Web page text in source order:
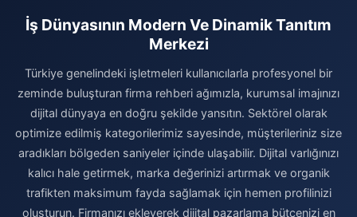
İş Dünyasının Modern Ve Dinamik Tanıtım
Merkezi
Türkiye genelindeki işletmeleri kullanıcılarla profesyonel bir
zeminde buluşturan firma rehberi ağımızla, kurumsal imajınızı
dijital dünyaya en doğru şekilde yansıtın. Sektörel olarak
optimize edilmiş kategorilerimiz sayesinde, müşterileriniz size
aradıkları bölgeden saniyeler içinde ulaşabilir. Dijital varlığınızı
kalıcı hale getirmek, marka değerinizi artırmak ve organik
trafikten maksimum fayda sağlamak için hemen profilinizi
oluşturun. Firmanızı ekleyerek dijital pazarlama bütçenizi en